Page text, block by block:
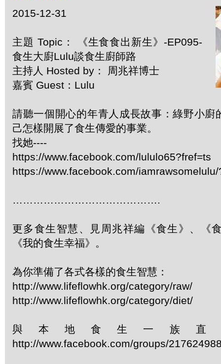
2015-12-31
主題 Topic： 《生食食出新生》-EP095-
食生大廚Lulu談食生廚師路
主持人 Hosted by： 周兆祥博士
嘉賓 Guest：Lulu
請聽一個開心的年青人成長故事：綠野小廚
己怎樣開展了食生傳愛的事業。
找她----
https://www.facebook.com/lululo65?fref=ts
https://www.facebook.com/
…………………………………….
更多食生智慧、見周兆祥編《食生》、《
《我的食生幸福》。
為你準備了各式各樣的食生智慧：
http://www.lifeflowhk.org/category/raw/
http://www.lifeflowhk.org/category/diet/
與本地食生一族直
http://www.facebook.com/groups/